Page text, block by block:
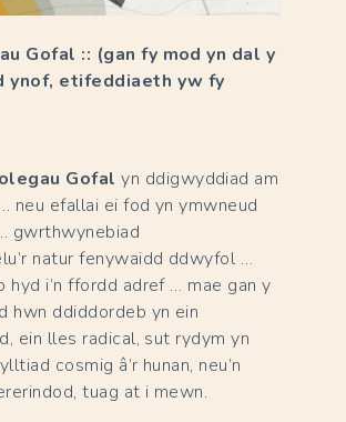
Gofal :: (gan fy mod yn dal y
ynof, etifeddiaeth yw fy
Gofalyn ddigwyddiad am
neu efallai ei fod yn ymwneud
gwrthwynebiad
natur fenywaidd ddwyfol …
hyd i’n ffordd adref … mae gan y
hwn ddiddordeb yn ein
ein lles radical, sut rydym yn
cosmig â’r hunan, neu’n
tuag at i mewn.